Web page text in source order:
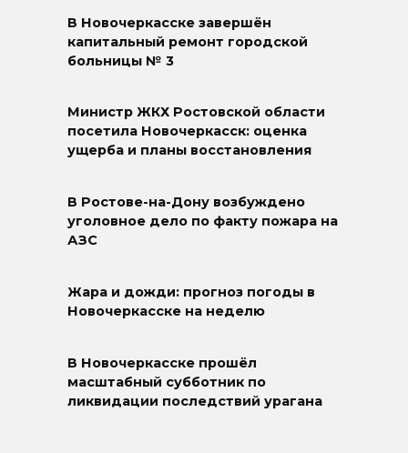
В Новочеркасске завершён
капитальный ремонт городской
больницы № 3
Министр ЖКХ Ростовской области
посетила Новочеркасск: оценка
ущерба и планы восстановления
В Ростове-на-Дону возбуждено
уголовное дело по факту пожара на
АЗС
Жара и дожди: прогноз погоды в
Новочеркасске на неделю
В Новочеркасске прошёл
масштабный субботник по
ликвидации последствий урагана